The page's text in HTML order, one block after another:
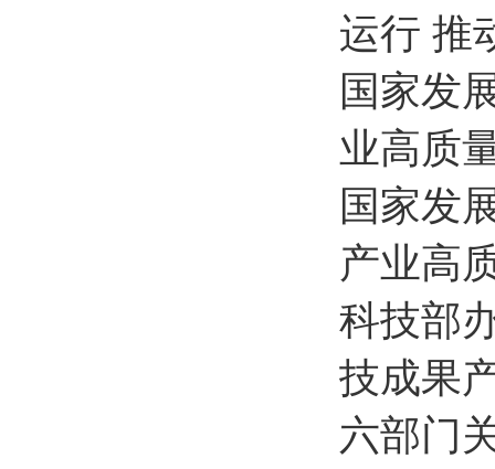
运行 推
国家发
业高质
国家发
产业高
科技部
技成果
六部门